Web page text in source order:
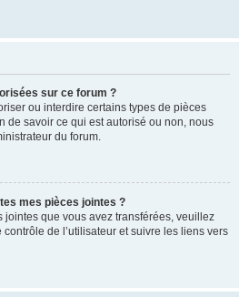
sur ce forum ?
ou interdire certains types de pièces
de savoir ce qui est autorisé ou non, nous
du forum.
mes pièces jointes ?
jointes que vous avez transférées, veuillez
de l’utilisateur et suivre les liens vers